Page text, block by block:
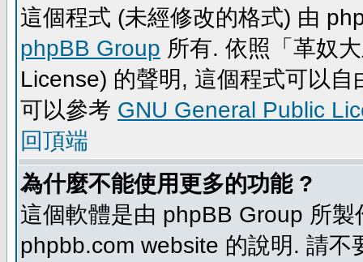
這個程式 (未經修改的格式) 由
phpBB Group 所有. 依照「革奴
License) 的聲明, 這個程式可以
可以參考 GNU General Public
回頂端
為什麼不能使用更多的功能 ?
這個軟體是由 phpBB Group 所
phpbb.com website 的說明. 請